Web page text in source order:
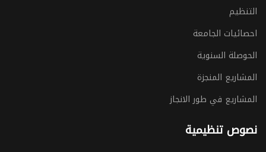
التنظيم
احصائيات الجامعة
الحوصلة السنوية
المشاريع المنجزة
المشاريع في طور الانجاز
نصوص تنظيمية